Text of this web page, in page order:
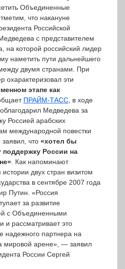
Объединенные
что накануне
Российской
с представителем
на которой российский лидер
наметить пути дальнейшего
двумя странами. При
охарактеризовал эти
этапе как
ПРАЙМ-ТАСС , в ходе
Медведева за
Россией арабских
международной повестки
что «хотел бы
России на
. Как напоминают
истории двух стран визитом
в сентябре 2007 года
Путин. «Россия
за развитие
с Объединенными
и рассматривает это
надежного партнера на
мировой арене», — заявил
России Сергей